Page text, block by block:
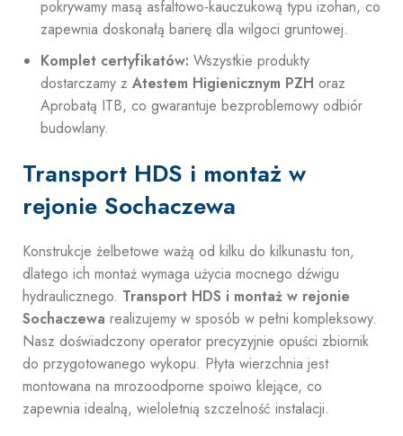
pokrywamy masą asfaltowo-kauczukową typu izohan, co
zapewnia doskonałą barierę dla wilgoci gruntowej.
Komplet certyfikatów: Wszystkie produkty
dostarczamy z Atestem Higienicznym PZH oraz
Aprobatą ITB, co gwarantuje bezproblemowy odbiór
budowlany.
Transport HDS i montaż w
rejonie Sochaczewa
Konstrukcje żelbetowe ważą od kilku do kilkunastu ton,
dlatego ich montaż wymaga użycia mocnego dźwigu
hydraulicznego. Transport HDS i montaż w rejonie
Sochaczewa realizujemy w sposób w pełni kompleksowy.
Nasz doświadczony operator precyzyjnie opuści zbiornik
do przygotowanego wykopu. Płyta wierzchnia jest
montowana na mrozoodporne spoiwo klejące, co
zapewnia idealną, wieloletnią szczelność instalacji.